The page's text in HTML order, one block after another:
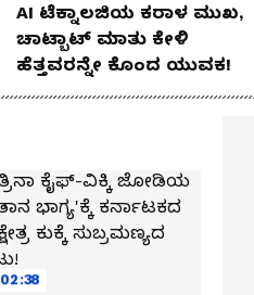
AI ಟೆಕ್ನಾಲಜಿಯ ಕರಾಳ ಮುಖ,
ಚಾಟ್ಬಾಟ್ ಮಾತು ಕೇಳಿ
ಹೆತ್ತವರನ್ನೇ ಕೊಂದ ಯುವಕ!
02:38